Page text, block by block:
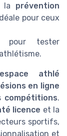
la prévention
pour ceux
tester
espace athlé
en ligne
compétitions.
licence et la
sportifs,
et